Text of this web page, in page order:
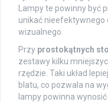
Lampy te powinny być
unikać
wizualnego.
Przy prostokątnych
zestawy kilku
rzędzie. Taki układ
blatu, co pozwala na
lampy powinna